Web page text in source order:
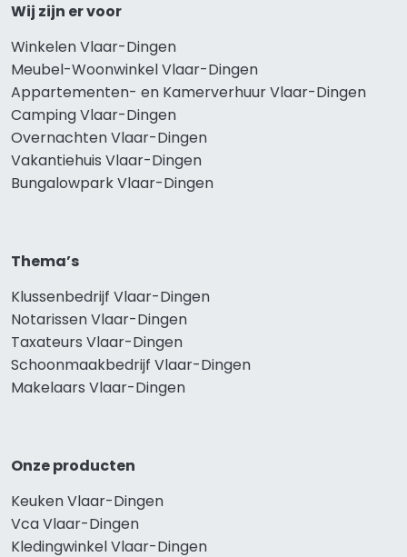
Wij zijn er voor
Winkelen Vlaar-Dingen
Meubel-Woonwinkel Vlaar-Dingen
Appartementen- en Kamerverhuur Vlaar-Dingen
Camping Vlaar-Dingen
Overnachten Vlaar-Dingen
Vakantiehuis Vlaar-Dingen
Bungalowpark Vlaar-Dingen
Thema’s
Klussenbedrijf Vlaar-Dingen
Notarissen Vlaar-Dingen
Taxateurs Vlaar-Dingen
Schoonmaakbedrijf Vlaar-Dingen
Makelaars Vlaar-Dingen
Onze producten
Keuken Vlaar-Dingen
Vca Vlaar-Dingen
Kledingwinkel Vlaar-Dingen